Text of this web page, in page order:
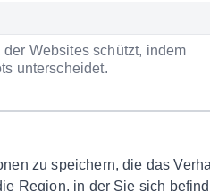
Websites schützt, indem
unterscheidet.
zu speichern, die das
Region, in der Sie sich